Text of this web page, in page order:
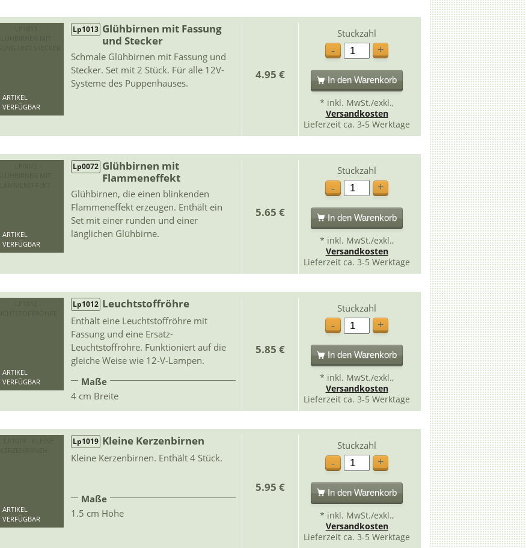
ARTIKEL
VERFÜGBAR
Lp1013 Glühbirnen mit Fassung
und Stecker
Schmale Glühbirnen mit Fassung und
Stecker. Set mit 2 Stück. Für alle 12V-
Systeme des Puppenhauses.
4.95 €
Stückzahl
-
+
In den Warenkorb
* inkl. MwSt./exkl.,
Versandkosten
Lieferzeit ca. 3-5 Werktage
ARTIKEL
VERFÜGBAR
Lp0072 Glühbirnen mit
Flammeneffekt
Glühbirnen, die einen blinkenden
Flammeneffekt erzeugen. Enthält ein
Set mit einer runden und einer
länglichen Glühbirne.
5.65 €
Stückzahl
-
+
In den Warenkorb
* inkl. MwSt./exkl.,
Versandkosten
Lieferzeit ca. 3-5 Werktage
ARTIKEL
VERFÜGBAR
Lp1012 Leuchtstoffröhre
Enthält eine Leuchtstoffröhre mit
Fassung und eine Ersatz-
Leuchtstoffröhre. Funktioniert auf die
gleiche Weise wie 12-V-Lampen.
Maße
4 cm Breite
5.85 €
Stückzahl
-
+
In den Warenkorb
* inkl. MwSt./exkl.,
Versandkosten
Lieferzeit ca. 3-5 Werktage
ARTIKEL
VERFÜGBAR
Lp1019 Kleine Kerzenbirnen
Kleine Kerzenbirnen. Enthält 4 Stück.
Maße
1.5 cm Höhe
5.95 €
Stückzahl
-
+
In den Warenkorb
* inkl. MwSt./exkl.,
Versandkosten
Lieferzeit ca. 3-5 Werktage